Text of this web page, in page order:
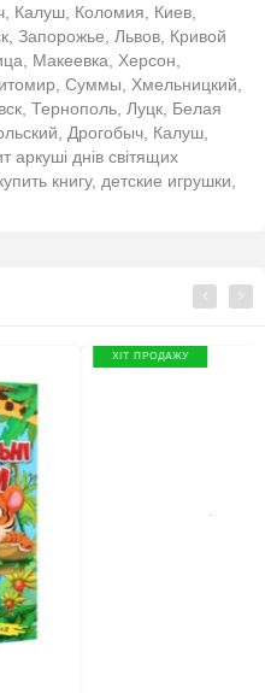
Калуш, Коломия, Киев,
Запорожье, Львов, Кривой
Макеевка, Херсон,
Суммы, Хмельницкий,
Тернополь, Луцк, Белая
Дрогобыч, Калуш,
днів світящих
книгу, детские игрушки,